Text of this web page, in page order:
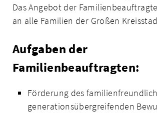
Das Angebot der
an alle Familien der Großen
Aufgaben der
Familienbeauftragten:
Förderung des
generationsübergreifenden